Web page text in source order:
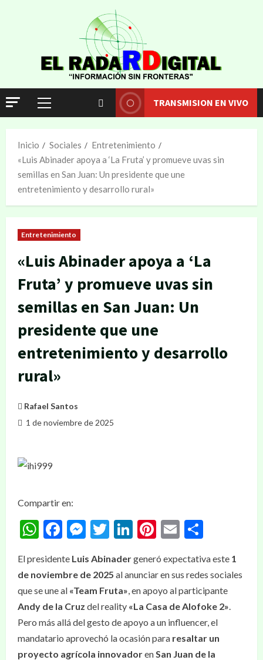
TRANSMISION EN VIVO
Inicio Sociales
Entretenimiento
«Luis Abinader apoya a ‘La Fruta’ y promueve uvas sin
semillas en San Juan: Un presidente que une
entretenimiento y desarrollo rural»
Entretenimiento
«Luis Abinader apoya a ‘La
Fruta’ y promueve uvas sin
semillas en San Juan: Un
presidente que une
entretenimiento y desarrollo
rural»
Rafael Santos
1 de noviembre de 2025
Compartir en:
WhatsApp
Facebook
Messenger
Twitter
LinkedIn
Pinterest
Email
El presidente Luis Abinadergeneró expectativa este 1
de noviembre de 2025 al anunciar en sus redes sociales
que se une al «Team Fruta», en apoyo al participante
Andy de la Cruz del reality «La Casa de Alofoke 2».
Pero más allá del gesto de apoyo a un influencer, el
mandatario aprovechó la ocasión para resaltar un
proyecto agrícola innovadorenSan Juan de la